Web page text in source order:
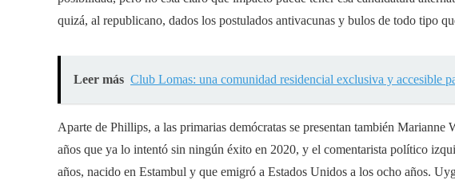
quizá, al republicano, dados los postulados antivacunas y bulos de todo tipo
Leer más Club Lomas: una comunidad residencial exclusiva y accesible
Aparte de Phillips, a las primarias demócratas se presentan también Marianne
años que ya lo intentó sin ningún éxito en 2020, y el comentarista político
años, nacido en Estambul y que emigró a Estados Unidos a los ocho años.